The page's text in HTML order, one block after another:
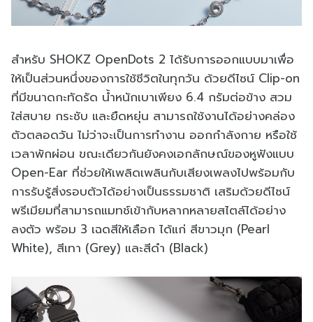
สำหรับ SHOKZ OpenDots 2 ได้รับการออกแบบมาเพื่อ
ให้เป็นส่วนหนึ่งของการใช้ชีวิตในทุกวัน ด้วยดีไซน์ Clip-on
ที่มีขนาดกะทัดรัด น้ำหนักเบาเพียง 6.4 กรัมต่อข้าง สวม
ใส่สบาย กระชับ และยืดหยุ่น สามารถใช้งานได้อย่างคล่อง
ตัวตลอดวัน ไม่ว่าจะเป็นการทำงาน ออกกำลังกาย หรือใช้
เวลาพักผ่อน ขณะเดียวกันยังคงเอกลักษณ์ของหูฟังแบบ
Open-Ear ที่ช่วยให้เพลิดเพลินกับเสียงเพลงไปพร้อมกับ
การรับรู้สิ่งรอบตัวได้อย่างเป็นธรรมชาติ เสริมด้วยดีไซน์
พรีเมียมที่สามารถแมทช์เข้ากับหลากหลายสไตล์ได้อย่าง
ลงตัว พร้อม 3 เฉดสีให้เลือก ได้แก่ สีขาวมุก (Pearl
White), สีเทา (Grey) และสีดำ (Black)